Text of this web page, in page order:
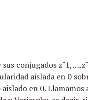
conjugados
aislada en 0
en 0. Llamamos